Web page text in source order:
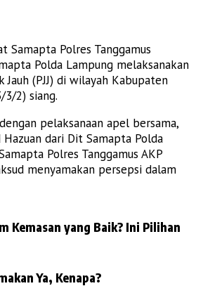
Samapta Polres Tanggamus
Polda Lampung melaksanakan
Jauh (PJJ) di wilayah Kabupaten
3/2) siang.
pelaksanaan apel bersama,
dari Dit Samapta Polda
Polres Tanggamus AKP
menyamakan persepsi dalam
Kemasan yang Baik? Ini Pilihan
Ya, Kenapa?